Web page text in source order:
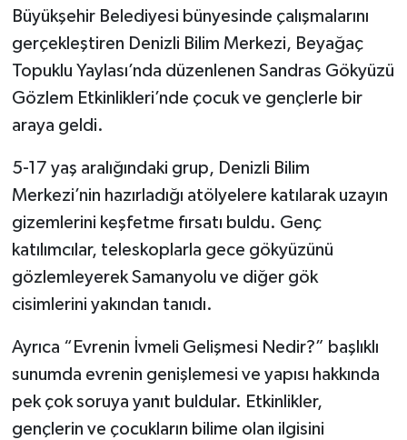
Büyükşehir Belediyesi bünyesinde çalışmalarını
gerçekleştiren Denizli Bilim Merkezi, Beyağaç
Topuklu Yaylası’nda düzenlenen Sandras Gökyüzü
Gözlem Etkinlikleri’nde çocuk ve gençlerle bir
araya geldi.
5-17 yaş aralığındaki grup, Denizli Bilim
Merkezi’nin hazırladığı atölyelere katılarak uzayın
gizemlerini keşfetme fırsatı buldu. Genç
katılımcılar, teleskoplarla gece gökyüzünü
gözlemleyerek Samanyolu ve diğer gök
cisimlerini yakından tanıdı.
Ayrıca “Evrenin İvmeli Gelişmesi Nedir?” başlıklı
sunumda evrenin genişlemesi ve yapısı hakkında
pek çok soruya yanıt buldular. Etkinlikler,
gençlerin ve çocukların bilime olan ilgisini